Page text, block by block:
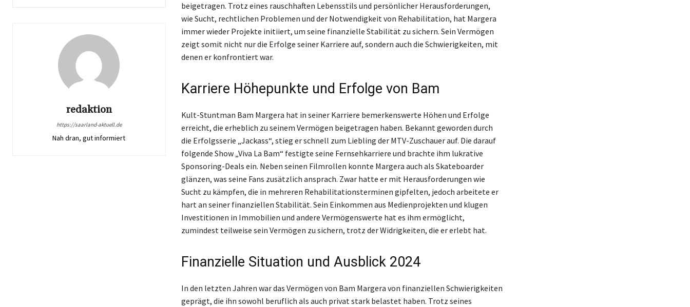
redaktion
https://saarland-aktuell.de
Nah dran, gut informiert
beigetragen. Trotz eines rauschhaften Lebensstils und persönlicher Herausforderungen,
wie Sucht, rechtlichen Problemen und der Notwendigkeit von Rehabilitation, hat Margera
immer wieder Projekte initiiert, um seine finanzielle Stabilität zu sichern. Sein Vermögen
zeigt somit nicht nur die Erfolge seiner Karriere auf, sondern auch die Schwierigkeiten, mit
denen er konfrontiert war.
Karriere Höhepunkte und Erfolge von Bam
Kult-Stuntman Bam Margera hat in seiner Karriere bemerkenswerte Höhen und Erfolge
erreicht, die erheblich zu seinem Vermögen beigetragen haben. Bekannt geworden durch
die Erfolgsserie „Jackass“, stieg er schnell zum Liebling der MTV-Zuschauer auf. Die darauf
folgende Show „Viva La Bam“ festigte seine Fernsehkarriere und brachte ihm lukrative
Sponsoring-Deals ein. Neben seinen Filmrollen konnte Margera auch als Skateboarder
glänzen, was seine Fans zusätzlich ansprach. Zwar hatte er mit Herausforderungen wie
Sucht zu kämpfen, die in mehreren Rehabilitationsterminen gipfelten, jedoch arbeitete er
hart an seiner finanziellen Stabilität. Sein Einkommen aus Medienprojekten und klugen
Investitionen in Immobilien und andere Vermögenswerte hat es ihm ermöglicht,
zumindest teilweise sein Vermögen zu sichern, trotz der Widrigkeiten, die er erlebt hat.
Finanzielle Situation und Ausblick 2024
In den letzten Jahren war das Vermögen von Bam Margera von finanziellen Schwierigkeiten
geprägt, die ihn sowohl beruflich als auch privat stark belastet haben. Trotz seines